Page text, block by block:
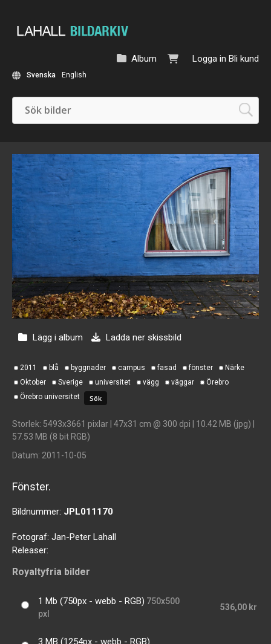
Logga in Bli kund
Album
Svenska English
Lägg i album Ladda ner skissbild
2011 blå byggnader campus fasad fönster
Närke
Oktober
Sverige universitet vägg väggar
Örebro
Örebro universitet
Storlek: 5493x3661 pixlar | 47x31 cm @ 300 dpi | 10.42 MB (jpg) |
57.53 MB (8 bit RGB)
Datum: 2011-10-05
Fönster.
Bildnummer: JPL011170
Fotograf: Jan-Peter Lahall
Releaser:
Royaltyfria bilder
1 Mb (750px - webb - RGB) 750x500
pxl
536,00 kr
3 MB (1254px - webb - RGB)